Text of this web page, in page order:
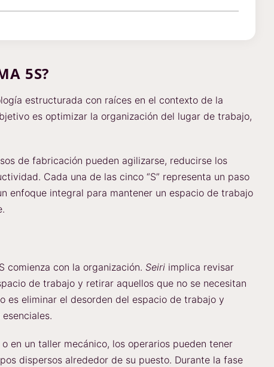
5S?
estructurada con raíces en el contexto de la
es optimizar la organización del lugar de trabajo,
de fabricación pueden agilizarse, reducirse los
Cada una de las cinco “S” representa un paso
enfoque integral para mantener un espacio de trabajo
comienza con la organización.Seiri implica revisar
de trabajo y retirar aquellos que no se necesitan
es eliminar el desorden del espacio de trabajo y
en un taller mecánico, los operarios pueden tener
dispersos alrededor de su puesto. Durante la fase